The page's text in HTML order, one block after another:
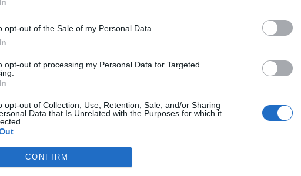
opt-out of the Sale of my Personal Data.
opt-out of processing my Personal Data for Targeted
opt-out of Collection, Use, Retention, Sale, and/or Sharing
Data that Is Unrelated with the Purposes for which it
CONFIRM
τις σύγχρονες τεχνικές, ψηφιακές και
η συμφωνία
ΕΜΠ-ΣΕΒ
παραγωγής έρευνας όχι μόνο στο
αλλά και στον ευρωπαϊκό χώρο και η
συμφωνία με τον ΣΕΒ έχει ως στόχο τη
σε ένα ευρύ φάσμα δραστηριοτήτων, η
αναπτυχθεί σε τρείς άξονες: